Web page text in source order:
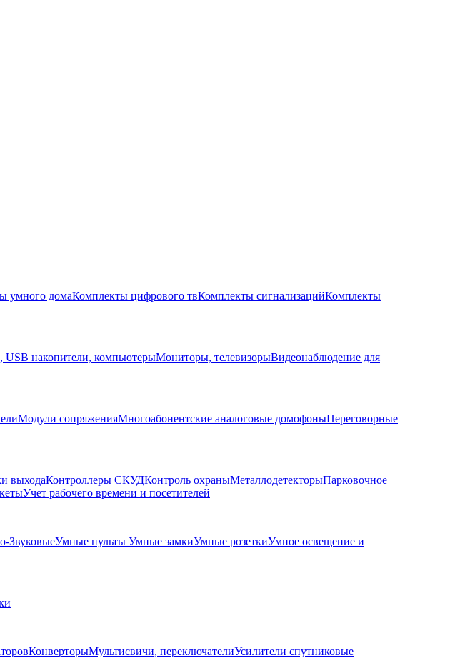
умного домаКомплекты цифрового твКомплекты сигнализацийКомплекты
USB накопители, компьютерыМониторы, телевизорыВидеонаблюдение для
Модули сопряженияМногоабонентские аналоговые домофоныПереговорные
выходаКонтроллеры СКУДКонтроль охраныМеталлодетекторыПарковочное
Учет рабочего времени и посетителей
ЗвуковыеУмные пульты Умные замкиУмные розеткиУмное освещение и
КонверторыМультисвичи, переключателиУсилители спутниковые